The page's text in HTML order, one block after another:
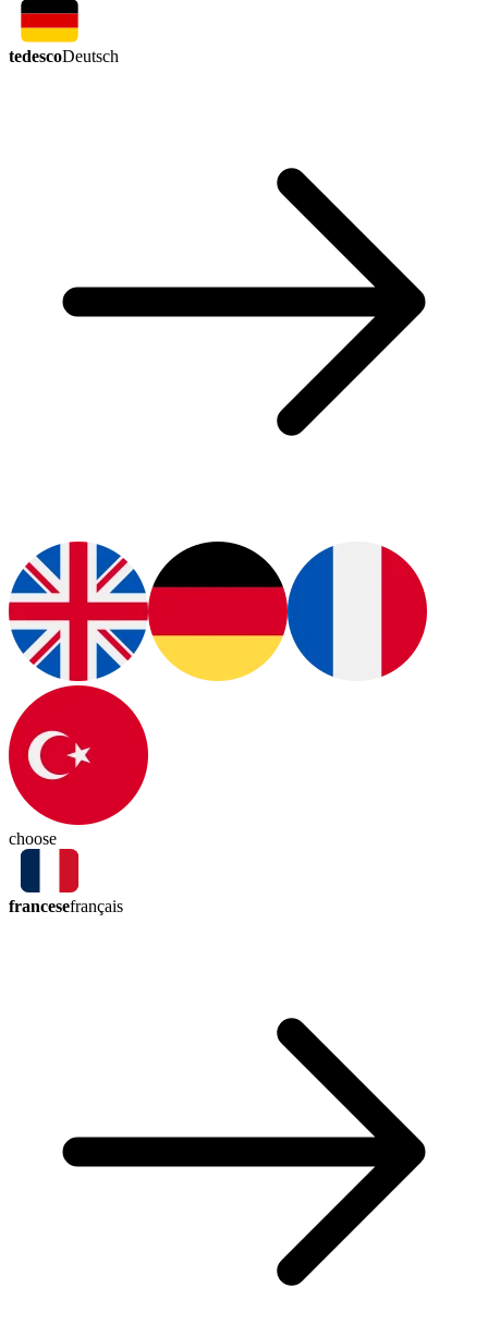
tedescoDeutsch
choose
francesefrançais